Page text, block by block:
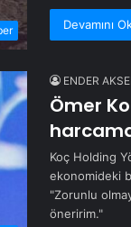
Devamını
ENDER
Ömer
Koç Holding
ekonomideki
"Zorunlu
öneririm."